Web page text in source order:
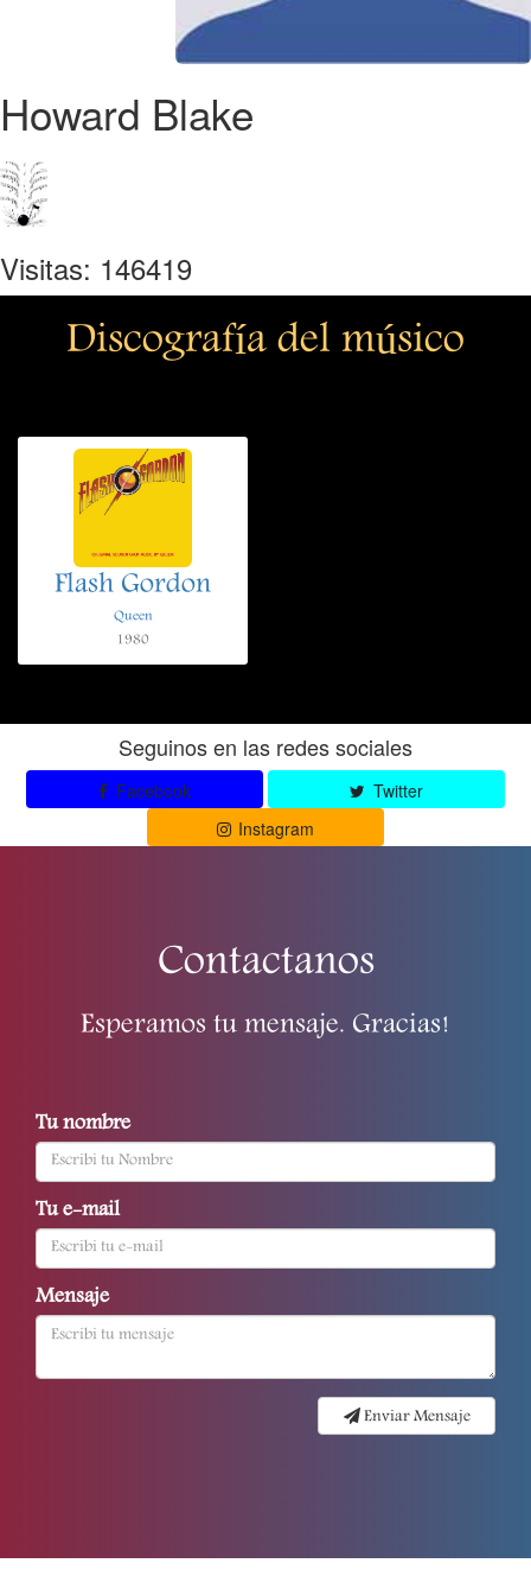
Howard Blake
Visitas: 146419
Discografía del músico
Flash Gordon
Queen
1980
Seguinos en las redes sociales
Facebook
Twitter
Instagram
Contactanos
Esperamos tu mensaje. Gracias!
Tu nombre
Tu e-mail
Mensaje
Enviar Mensaje